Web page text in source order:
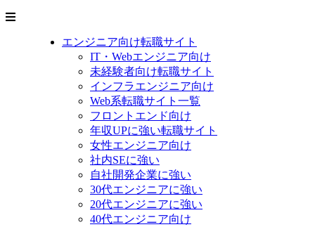
エンジニア向け転職サイト
IT・Webエンジニア向け
未経験者向け転職サイト
インフラエンジニア向け
Web系転職サイト一覧
フロントエンド向け
年収UPに強い転職サイト
女性エンジニア向け
社内SEに強い
自社開発企業に強い
30代エンジニアに強い
20代エンジニアに強い
40代エンジニア向け